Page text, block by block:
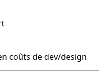
coûts de dev/design